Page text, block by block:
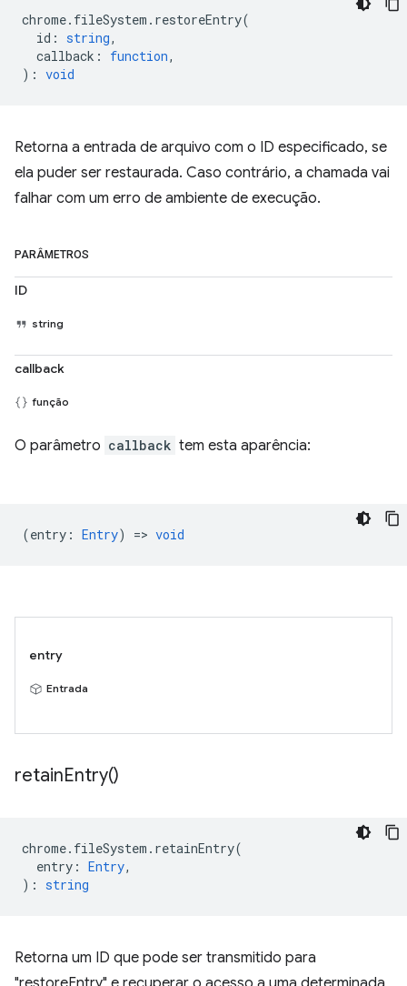
chrome. fileSystem . restoreEntry(
id : string,
callback : function,
) : void
Retorna a entrada de arquivo com o ID especificado, se
ela puder ser restaurada. Caso contrário, a chamada vai
falhar com um erro de ambiente de execução.
PARÂMETROS
ID
string
callback
função
O parâmetro callback tem esta aparência:
(entry : Entry) => void
entry
Entrada
retainEntry()
chrome. fileSystem . retainEntry(
entry : Entry,
) : string
Retorna um ID que pode ser transmitido para